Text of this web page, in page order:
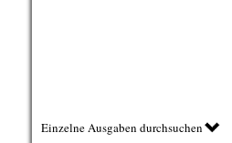
Einzelne Ausgaben durchsuchen